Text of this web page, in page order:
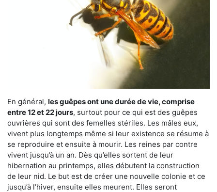
En général, les guêpes ont une durée de vie, comprise
entre 12 et 22 jours, surtout pour ce qui est des guêpes
ouvrières qui sont des femelles stériles. Les mâles eux,
vivent plus longtemps même si leur existence se résume à
se reproduire et ensuite à mourir. Les reines par contre
vivent jusqu’à un an. Dès qu’elles sortent de leur
hibernation au printemps, elles débutent la construction
de leur nid. Le but est de créer une nouvelle colonie et ce
jusqu’à l’hiver, ensuite elles meurent. Elles seront